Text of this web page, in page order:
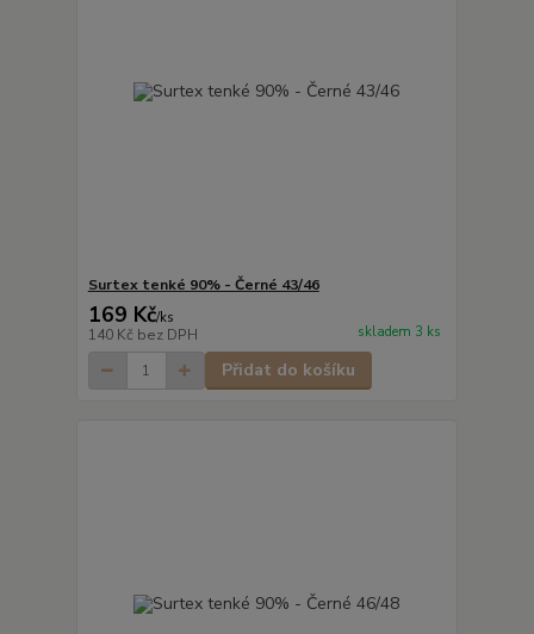
Surtex tenké 90% - Černé 43/46
169 Kč/ks
140 Kč bez DPH skladem 3 ks
Přidat do košíku